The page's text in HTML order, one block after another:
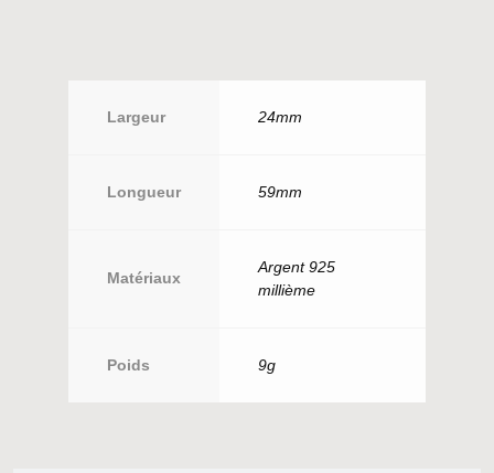
Largeur 24mm
Longueur 59mm
Matériaux
Argent 925
millième
Poids 9g